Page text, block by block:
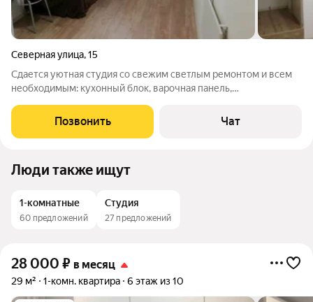
Северная улица,15
Сдается уютная студия со свежим светлым ремонтом и всем
необходимым: кухонный блок, варочная панель,
машинка, совмещённый сан.узел в кафеле,спальное место
122200. Окна ПВХ, полы ламинат,
Позвонить Чат
Люди также ищут
1-комнатные
60 предложений
Студия
27 предложений
28 000 ₽ в месяц
29 м² 1-комн. квартира 6 этаж из 10